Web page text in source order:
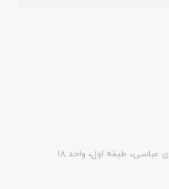
عباسی، طبقه اول، واحد 18